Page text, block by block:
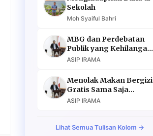
Sekolah
Moh Syaiful Bahri
MBG dan Perdebatan
Publik yang Kehilangan
Argumen
ASIP IRAMA
Menolak Makan Bergizi
Gratis Sama Saja
Menolak Masa Depan
ASIP IRAMA
Lihat Semua Tulisan Kolom →